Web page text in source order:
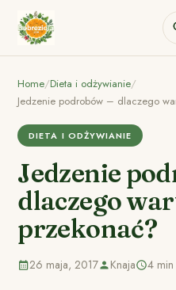
Home/Dieta i odżywianie/
Jedzenie podrobów – dlaczego
DIETA I ODŻYWIANIE
Jedzenie
dlaczego
przekonać?
26 maja, 2017 Knaja 4 min